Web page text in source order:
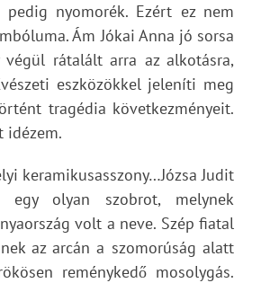
pedig nyomorék. Ezért ez nem
Ám Jókai Anna jó sorsa
végül rátalált arra az alkotásra,
eszközökkel jeleníti meg
tragédia következményeit.
idézem.
keramikusasszony…Józsa Judit
egy olyan szobrot, melynek
volt a neve. Szép fiatal
az arcán a szomorúság alatt
reménykedő mosolygás.